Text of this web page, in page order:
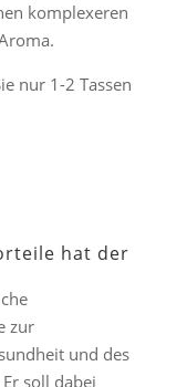
komplexeren
nur 1-2 Tassen
hat der
zur
und des
soll dabei